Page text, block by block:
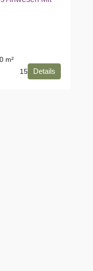
m²
15 Details